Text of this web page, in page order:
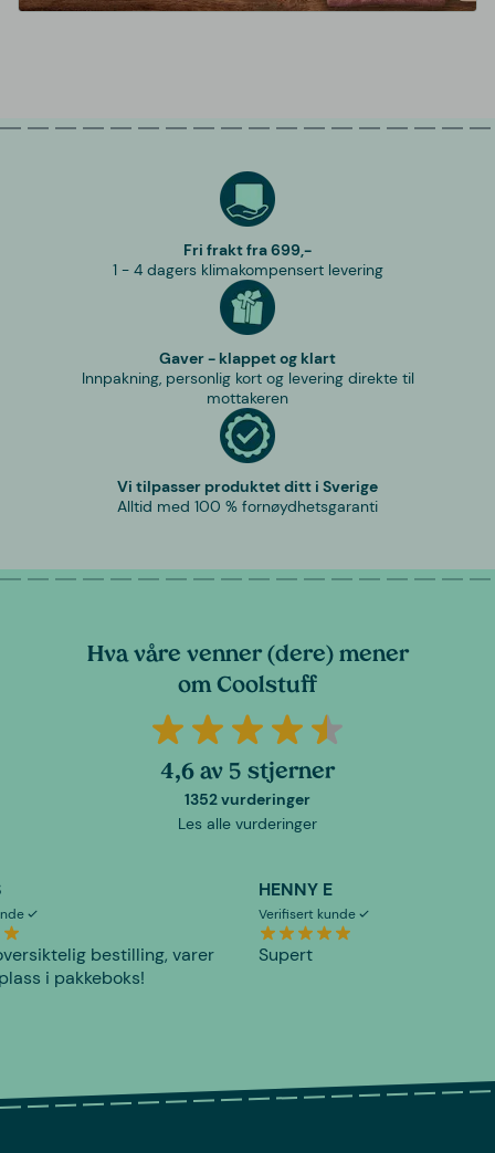
Fri frakt fra 699,-
1 - 4 dagers klimakompensert levering
Gaver - klappet og klart
Innpakning, personlig kort og levering direkte til
mottakeren
Vi tilpasser produktet ditt i Sverige
Alltid med 100 % fornøydhetsgaranti
Hva våre venner (dere) mener
om Coolstuff
4,6 av 5 stjerner
1352 vurderinger
Les alle vurderinger
bestilling, varer
i pakkeboks!
HENNY E
Verifisert kunde
Supert